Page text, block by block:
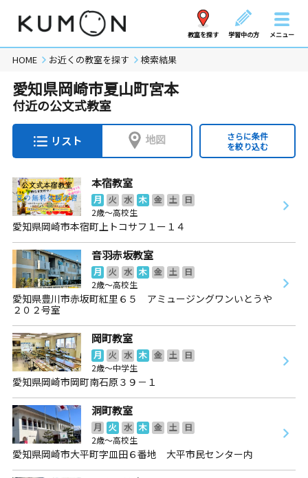
教室を探す 学習中の方 メニュー
HOME お近くの教室を探す 検索結果
愛知県岡崎市夏山町宮本
付近の公文式教室
リスト 地図
さらに条件
を絞り込む
本宿教室
月 火 水 木 金 土
日
2歳～高校生
愛知県岡崎市本宿町上トコサフ１ー１４
音羽赤坂教室
月 火 水 木 金 土
日
2歳～高校生
愛知県豊川市赤坂町紅里６５ アミュージングワンいとうや
２０２号室
岡町教室
月 火 水 木 金 土
日
2歳～中学生
愛知県岡崎市岡町南石原３９－１
洞町教室
月 火 水 木 金 土
日
2歳～高校生
愛知県岡崎市大平町字皿田６番地 大平市民センター内